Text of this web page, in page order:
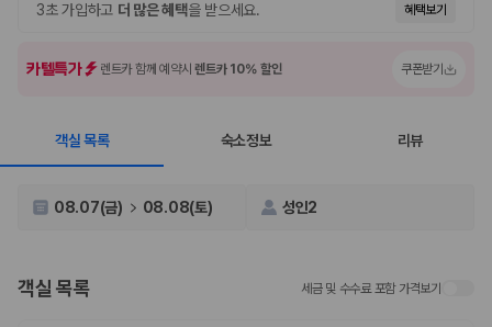
제주렌트카 가격비교는 카모아에서 한 번에
제주도 렌트카는 업체마다 차량 가격, 보험 조건, 면책금, 보상 한도, 인수
장소, 취소 규정이 다릅니다. 카모아는 여러 제주 렌트카 업체의 조건을 한
업체별 가격비교:
제주 렌트카 업체별 실시간 예약 가능 차량과 요금
3초 가입하고 더 많은 혜택을 받으세요. 혜택보기
카텔특가 렌트카 함께 예약시렌트카 10% 할인 쿠폰받기
객실 목록 숙소정보 리뷰
08.07(금) 08.08(토) 성인2
객실 목록 세금 및 수수료 포함 가격보기